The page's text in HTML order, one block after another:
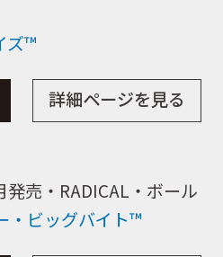
ズ™
詳細ページを見る
売・RADICAL・ボール
・ビッグバイト™